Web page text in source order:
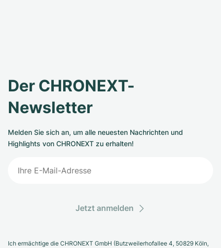
Der CHRONEXT-
Newsletter
Melden Sie sich an, um alle neuesten Nachrichten und
Highlights von CHRONEXT zu erhalten!
Jetzt anmelden
Ich ermächtige die CHRONEXT GmbH (Butzweilerhofallee 4, 50829 Köln,